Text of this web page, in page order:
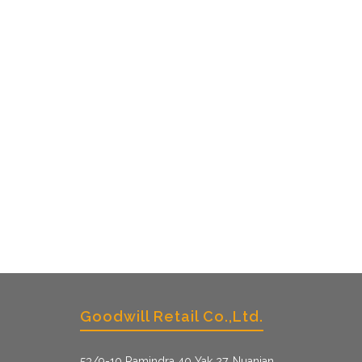
Goodwill Retail Co.,Ltd.